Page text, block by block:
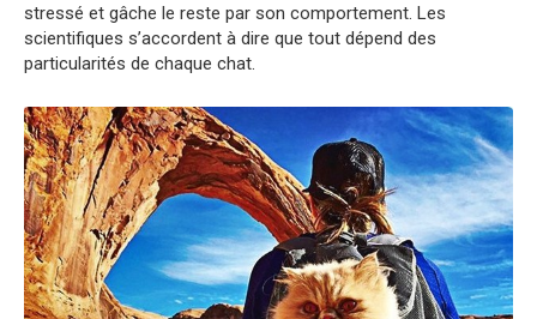
stressé et gâche le reste par son comportement. Les
scientifiques s’accordent à dire que tout dépend des
particularités de chaque chat.